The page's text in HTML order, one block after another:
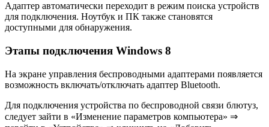
Адаптер автоматически переходит в режим поиска устройств
для подключения. Ноутбук и ПК также становятся
доступными для обнаружения.
Этапы подключения Windows 8
На экране управления беспроводными адаптерами появляется
возможность включать/отключать адаптер Bluetooth.
Для подключения устройства по беспроводной связи блютуз,
следует зайти в «Изменение параметров компьютера» ⇒